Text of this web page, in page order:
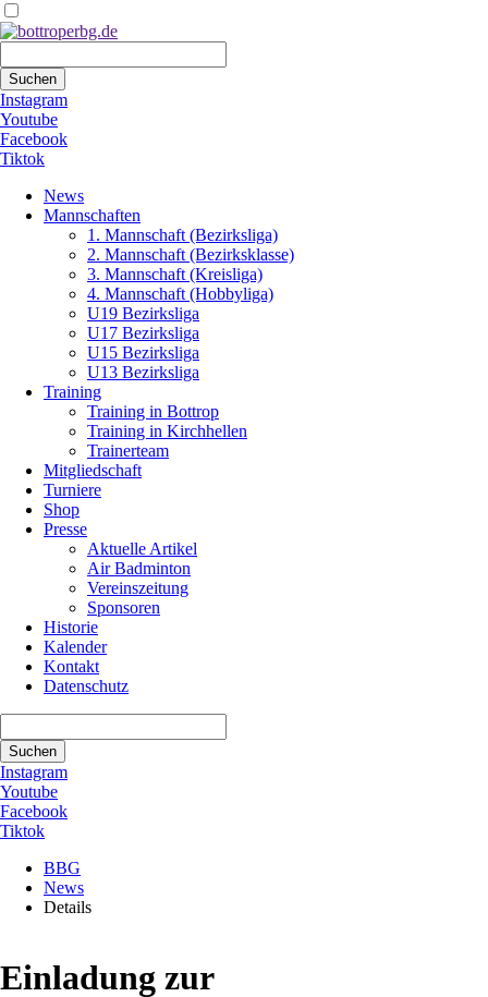
Suchen
Instagram
Youtube
Facebook
Tiktok
überspringen
News
Mannschaften
1. Mannschaft (Bezirksliga)
2. Mannschaft (Bezirksklasse)
3. Mannschaft (Kreisliga)
4. Mannschaft (Hobbyliga)
U19 Bezirksliga
U17 Bezirksliga
U15 Bezirksliga
U13 Bezirksliga
Training
Training in Bottrop
Training in Kirchhellen
Trainerteam
Mitgliedschaft
Turniere
Shop
Presse
Aktuelle Artikel
Air Badminton
Vereinszeitung
Sponsoren
Historie
Kalender
Kontakt
Datenschutz
Suchen
Instagram
Youtube
Facebook
Tiktok
BBG
News
Details
Einladung zur